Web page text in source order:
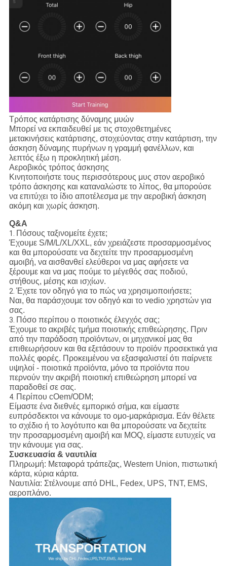
Τρόπος κατάρτισης δύναμης μυών
Μπορεί να εκπαιδευθεί με τις στοχοθετημένες
μετακινήσεις κατάρτισης, στοχεύοντας στην κατάρτιση, την
άσκηση δύναμης πυρήνων η γραμμή φανέλλων, και
λεπτός έξω η προκλητική μέση.
Αεροβικός τρόπος άσκησης
Κινητοποιήστε τους περισσότερους μυς στον αεροβικό
τρόπο άσκησης και καταναλώστε το λίπος, θα μπορούσε
να επιτύχει το ίδιο αποτέλεσμα με την αεροβική άσκηση
ακόμη και χωρίς άσκηση.
Q&A
1.
Πόσους ταξινομείτε έχετε;
Έχουμε S/M/L/XL/XXL, εάν χρειάζεστε προσαρμοσμένος
και θα μπορούσατε να δεχτείτε την προσαρμοσμένη
αμοιβή, να αισθανθεί ελεύθεροι να μας αφήσετε να
ξέρουμε και να μας πούμε το μέγεθός σας ποδιού,
στήθους, μέσης και ισχίων.
2. Έχετε τον οδηγό για το πώς να χρησιμοποιήσετε;
Ναι, θα παράσχουμε τον οδηγό και το vedio χρηστών για
σας.
3. Πόσο περίπου ο ποιοτικός έλεγχός σας;
Έχουμε το ακριβές τμήμα ποιοτικής επιθεώρησης. Πριν
από την παράδοση προϊόντων, οι μηχανικοί μας θα
επιθεωρήσουν και θα εξετάσουν το προϊόν προσεκτικά για
πολλές φορές. Προκειμένου να εξασφαλιστεί ότι παίρνετε
υψηλοί - ποιοτικά προϊόντα, μόνο τα προϊόντα που
περνούν την ακριβή ποιοτική επιθεώρηση μπορεί να
παραδοθεί σε σας.
4. Περίπου cOem/ODM;
Είμαστε ένα διεθνές εμπορικό σήμα, και είμαστε
ευπρόσδεκτοι να κάνουμε το ομο-μαρκάρισμα. Εάν θέλετε
το σχέδιο ή το λογότυπο και θα μπορούσατε να δεχτείτε
την προσαρμοσμένη αμοιβή και MOQ, είμαστε ευτυχείς να
την κάνουμε για σας.
Συσκευασία & ναυτιλία
Πληρωμή: Μεταφορά τράπεζας, Western Union, πιστωτική
κάρτα, κύρια κάρτα.
Ναυτιλία: Στέλνουμε από DHL, Fedex, UPS, TNT, EMS,
αεροπλάνο.